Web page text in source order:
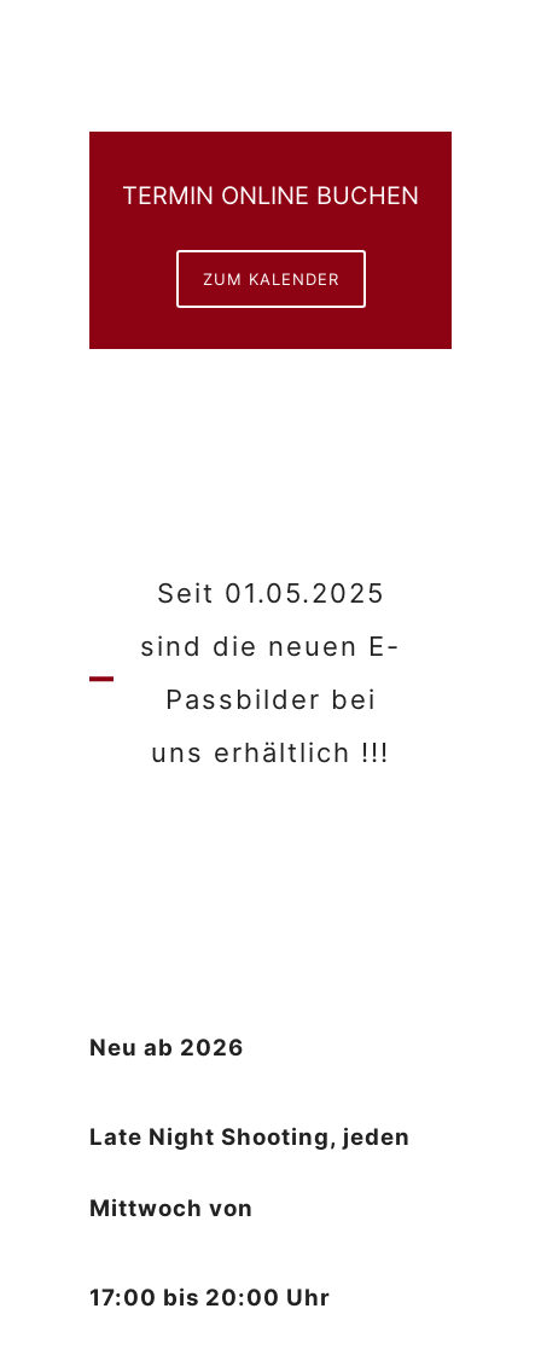
TERMIN ONLINE BUCHEN
ZUM KALENDER
Seit 01.05.2025
sind die neuen E-
Passbilder bei
uns erhältlich !!!
Neu ab 2026
Late Night Shooting, jeden
Mittwoch von
17:00 bis 20:00 Uhr